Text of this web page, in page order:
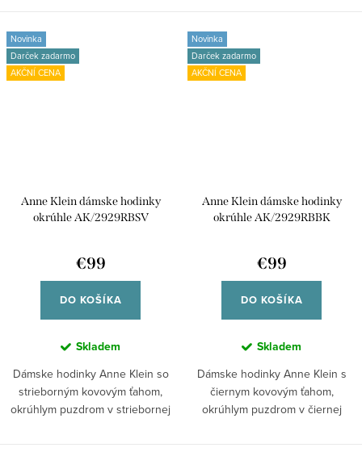
Novinka
Darček zadarmo
AKČNÍ CENA
Anne Klein dámske hodinky
okrúhle AK/2929RBSV
€99
DO KOŠÍKA
Skladem
Dámske hodinky Anne Klein so
strieborným kovovým ťahom,
okrúhlym puzdrom v striebornej
Novinka
Darček zadarmo
AKČNÍ CENA
Anne Klein dámske hodinky
okrúhle AK/2929RBBK
€99
DO KOŠÍKA
Skladem
Dámske hodinky Anne Klein s
čiernym kovovým ťahom,
okrúhlym puzdrom v čiernej